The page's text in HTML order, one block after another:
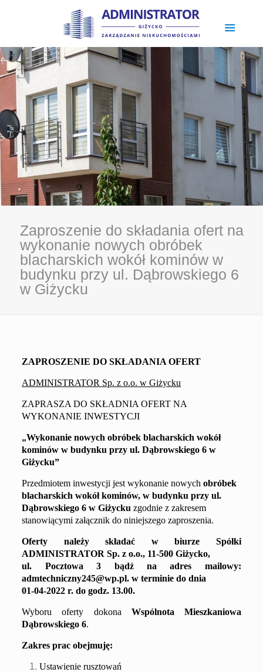
Zaproszenie do składania ofert na
wykonanie nowych obróbek
blacharskich wokół kominów w
budynku przy ul. Dąbrowskiego 6
w Giżycku
ZAPROSZENIE DO SKŁADANIA OFERT
ADMINISTRATOR Sp. z o.o. w Giżycku
ZAPRASZA DO SKŁADNIA OFERT NA
WYKONANIE INWESTYCJI
„Wykonanienowychobróbek blacharskich wokół
kominów w budynku przy ul.Dąbrowskiego 6 w
Giżycku”
Przedmiotem inwestycji jest wykonanienowychobróbek
blacharskich wokół kominów, w budynku przy ul.
Dąbrowskiego 6 w Giżyckuzgodnie zzakresem
stanowiącymi załącznik do niniejszego zaproszenia.
Oferty należy składać w biurze Spółki
ADMINISTRATORSp. z o.o., 11-500 Giżycko,
ul. Pocztowa 3 bądź na adres mailowy:
admtechniczny245@wp.pl.w terminie do dnia
01-04-2022 r. do godz. 13.00.
Wyboru oferty dokona Wspólnota Mieszkaniowa
Dąbrowskiego 6.
Zakres prac obejmuję:
Ustawienie rusztowań